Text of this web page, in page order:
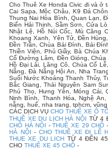
Cho Thuê Xe Honda Civic đi và ở
Cai Sapa, Mộc Châu, K9 Đá
Thung Nai Hòa Bình, Quan Lạn,
Biển Hải Thịnh, Sầm Sơn, Cửa
Nhật Lệ, Hồ Núi Cốc, Mù Căng
Khoang Xanh, Yên Tử, Đền
Đền Trần, Chùa Bái Đính, Bái
Thiền Viện, Phủ Giầy, Bà Chúa
Cổ Đường Lâm, Đền Gióng, Chùa
Hồ Đại Lải, Lăng Cô, Chùa Cổ
Nẵng, Đà Nẵng Hội An, Nha
Suối Nước Khoáng Thanh Thủy,
Bắc Giang, Thái Nguyên Sam
Phú Thọ, Hưng Yên, Móng Cái,
Ninh Bình, Thanh Hóa, Nghệ
nẵng, huế, nha trang, tphcm,
CÁC DỊCH VỤ CHO THUÊ XE Ô
THUÊ XE DU LỊCH HÀ NỘI TỪ 4
CHỖ HÀ NỘI -THUÊ XE 29 CHỖ
HÀ NỘI - CHO THUÊ XE ĐI LỄ
THUE XE DU LICH TỪ 4 ĐẾN 45
CHO THUÊ XE 45 CHỖ -